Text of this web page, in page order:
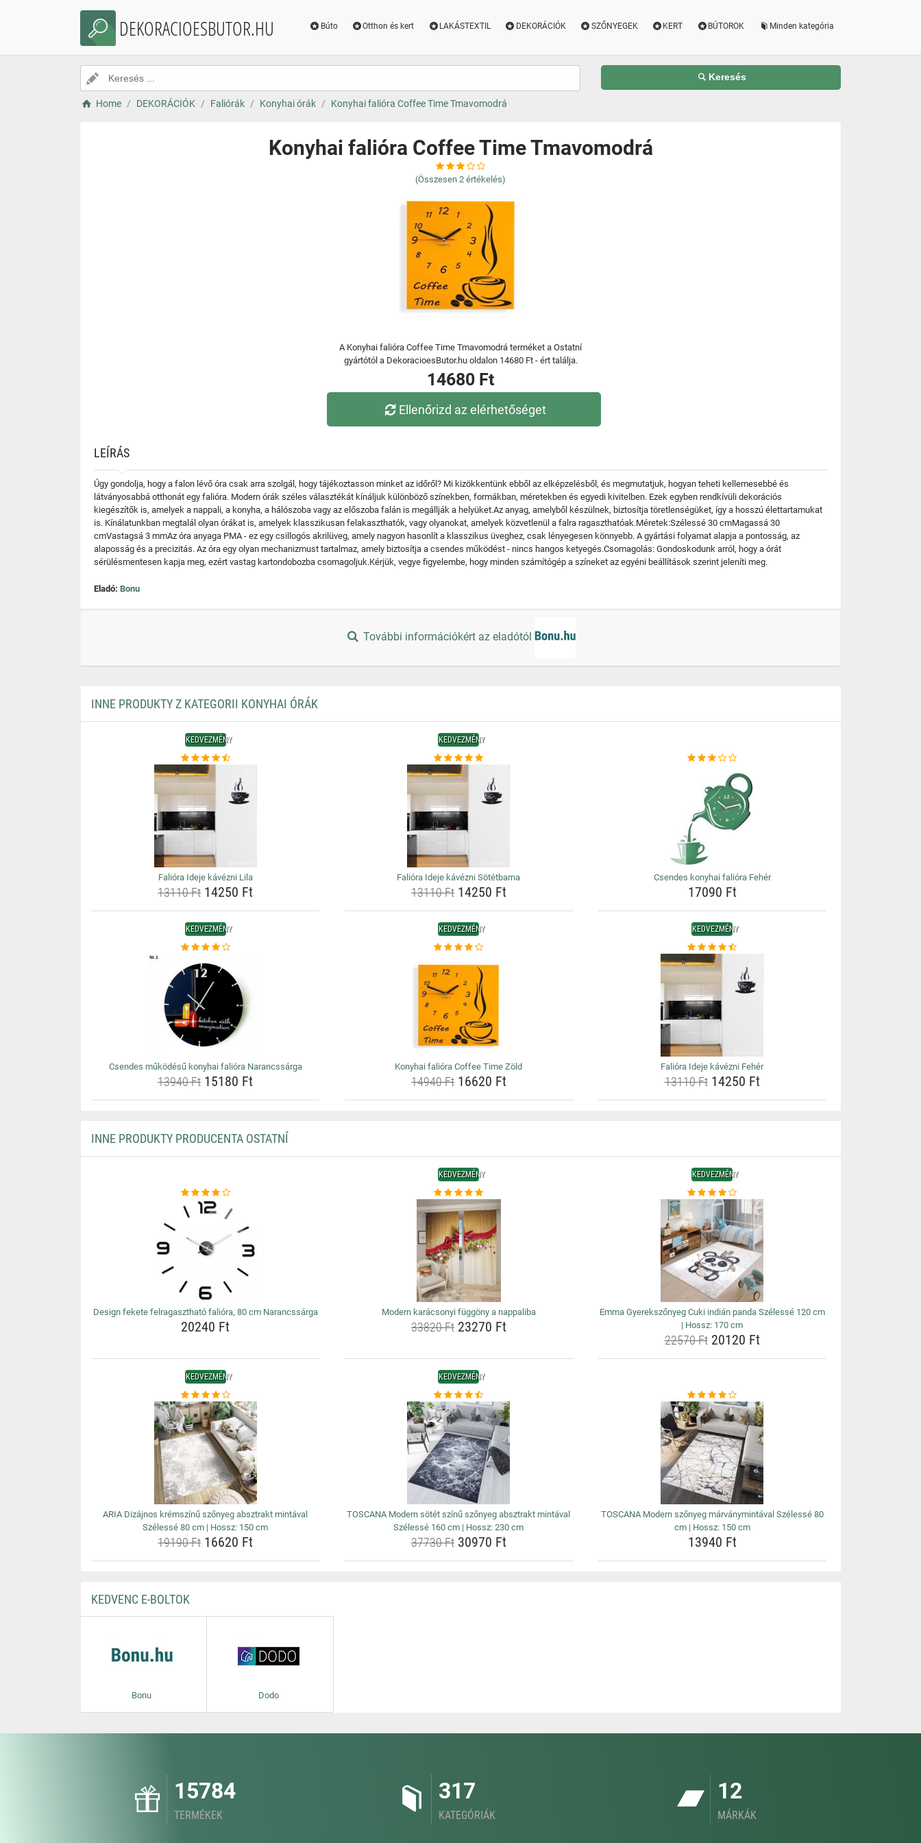
DEKORACIOESBUTOR.HU Búto Otthon és kert LAKÁSTEXTIL DEKORÁCIÓK SZŐNYEGEK KERT BÚTOROK Minden kategória
Keresés
Home DEKORÁCIÓK Faliórák Konyhai órák Konyhai falióra Coffee Time Tmavomodrá
Konyhai falióra Coffee Time Tmavomodrá
(Összesen 2 értékelés)
A Konyhai falióra Coffee Time Tmavomodrá terméket a Ostatní
gyártótól a DekoracioesButor.hu oldalon 14680 Ft - ért találja.
14680 Ft
Ellenőrizd az elérhetőséget
LEÍRÁS
Úgy gondolja, hogy a falon lévő óra csak arra szolgál, hogy tájékoztasson minket az időről? Mi kizökkentünk ebből az elképzelésből, és megmutatjuk, hogyan teheti kellemesebbé és
látványosabbá otthonát egy falióra. Modern órák széles választékát kínáljuk különböző színekben, formákban, méretekben és egyedi kivitelben. Ezek egyben rendkívüli dekorációs
kiegészítők is, amelyek a nappali, a konyha, a hálószoba vagy az előszoba falán is megállják a helyüket.Az anyag, amelyből készülnek, biztosítja töretlenségüket, így a hosszú élettartamukat
is. Kínálatunkban megtalál olyan órákat is, amelyek klasszikusan felakaszthatók, vagy olyanokat, amelyek közvetlenül a falra ragaszthatóak.Méretek:Szélessé 30 cmMagassá 30
cmVastagsá 3 mmAz óra anyaga PMA - ez egy csillogós akrilüveg, amely nagyon hasonlít a klasszikus üveghez, csak lényegesen könnyebb. A gyártási folyamat alapja a pontosság, az
alaposság és a precizitás. Az óra egy olyan mechanizmust tartalmaz, amely biztosítja a csendes működést - nincs hangos ketyegés.Csomagolás: Gondoskodunk arról, hogy a órát
sérülésmentesen kapja meg, ezért vastag kartondobozba csomagoljuk.Kérjük, vegye figyelembe, hogy minden számítógép a színeket az egyéni beállítások szerint jeleníti meg.
Eladó: Bonu
További információkért az eladótól
INNE PRODUKTY Z KATEGORII KONYHAI ÓRÁK
KEDVEZMÉNY
Falióra Ideje kávézni Lila
13110 Ft14250 Ft
KEDVEZMÉNY
Falióra Ideje kávézni Sötétbarna
13110 Ft14250 Ft
Csendes konyhai falióra Fehér
17090 Ft
KEDVEZMÉNY
Csendes működésű konyhai falióra Narancssárga
13940 Ft15180 Ft
KEDVEZMÉNY
Konyhai falióra Coffee Time Zöld
14940 Ft16620 Ft
KEDVEZMÉNY
Falióra Ideje kávézni Fehér
13110 Ft14250 Ft
INNE PRODUKTY PRODUCENTA OSTATNÍ
Design fekete felragasztható falióra, 80 cm Narancssárga
20240 Ft
KEDVEZMÉNY
Modern karácsonyi függöny a nappaliba
33820 Ft23270 Ft
KEDVEZMÉNY
Emma Gyerekszőnyeg Cuki indián panda Szélessé 120 cm
| Hossz: 170 cm
22570 Ft20120 Ft
KEDVEZMÉNY
ARIA Dizájnos krémszínű szőnyeg absztrakt mintával
Szélessé 80 cm | Hossz: 150 cm
19190 Ft16620 Ft
KEDVEZMÉNY
TOSCANA Modern sötét színű szőnyeg absztrakt mintával
Szélessé 160 cm | Hossz: 230 cm
37730 Ft30970 Ft
TOSCANA Modern szőnyeg márványmintával Szélessé 80
cm | Hossz: 150 cm
13940 Ft
KEDVENC E-BOLTOK
Bonu Dodo
15784
TERMÉKEK
317
KATEGÓRIÁK
12
MÁRKÁK